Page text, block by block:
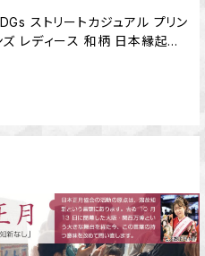
ストリートカジュアル プリン
ズ レディース 和柄 日本縁起物
子 いちふじにたかさんなすび
縁起Tシャツ 半袖 オーガニッ